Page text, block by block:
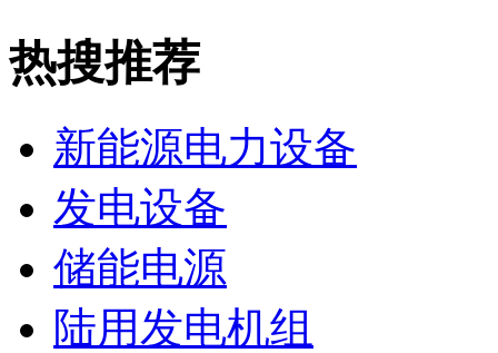
热搜推荐
新能源电力设备
发电设备
储能电源
陆用发电机组